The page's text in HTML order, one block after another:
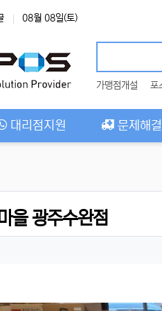
08월 08일(토)
가맹점개설 포
대리점지원 문제해
을 광주수완점